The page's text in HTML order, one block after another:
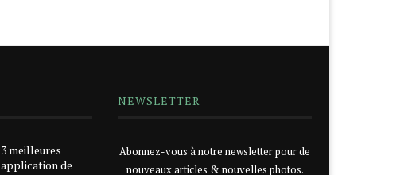
3 meilleures
application de
NEWSLETTER
Abonnez-vous à notre newsletter pour de
nouveaux articles & nouvelles photos.